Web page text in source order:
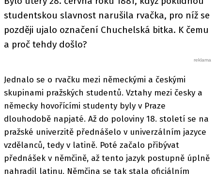
studentskou slavnost narušila rvačka, pro níž se
později ujalo označení Chuchelská bitka. K čemu
a proč tehdy došlo?
Jednalo se o rvačku mezi německými a českými
skupinami pražských studentů. Vztahy mezi česky a
německy hovořícími studenty byly v Praze
dlouhodobě napjaté. Až do poloviny 18. století se na
pražské univerzitě přednášelo v univerzálním jazyce
vzdělanců, tedy v latině. Poté začalo přibývat
přednášek v němčině, až tento jazyk postupně úplně
nahradil latinu. Němčina se tak stala oficiálním